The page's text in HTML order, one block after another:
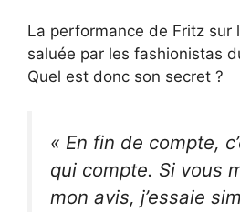
La performance de Fritz sur
saluée par les fashionistas
Quel est donc son secret ?
« En fin de compte,
qui compte. Si vous
mon avis, j’essaie